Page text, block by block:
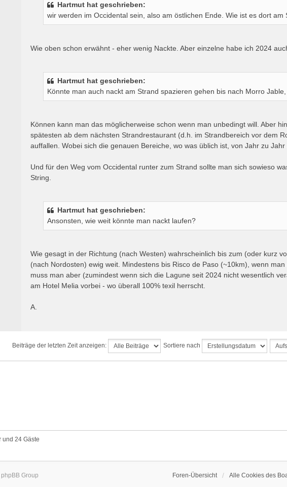
Hartmut hat geschrieben:
wir werden im Occidental sein, also am östlichen Ende. Wie ist es dort am
Wie oben schon erwähnt - eher wenig Nackte. Aber einzelne habe ich 2024
Hartmut hat geschrieben:
Könnte man auch nackt am Strand spazieren gehen bis nach Morro
Können kann man das möglicherweise schon wenn man unbedingt will. Aber
spätesten ab dem nächsten Strandrestaurant (d.h. im Strandbereich vor dem
auffallen. Wobei sich die genauen Bereiche, wo was üblich ist, von Jahr zu Jahr
Und für den Weg vom Occidental runter zum Strand sollte man sich sowieso
String.
Hartmut hat geschrieben:
Ansonsten, wie weit könnte man nackt laufen?
Wie gesagt in der Richtung (nach Westen) wahrscheinlich bis zum (oder kurz
(nach Nordosten) ewig weit. Mindestens bis Risco de Paso (~10km), wenn
muss man aber (zumindest wenn sich die Lagune seit 2024 nicht wesentlich
am Hotel Melia vorbei - wo überall 100% texil herrscht.
A.
Beiträge der letzten Zeit anzeigen: Sortiere nach
und 24 Gäste
Foren-Übersicht Alle Cookies des
Group